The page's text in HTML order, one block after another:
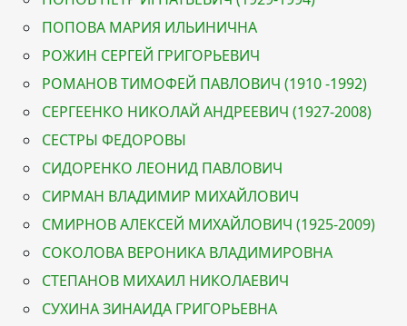
ПОПОВА МАРИЯ ИЛЬИНИЧНА
РОЖИН СЕРГЕЙ ГРИГОРЬЕВИЧ
РОМАНОВ ТИМОФЕЙ ПАВЛОВИЧ (1910 -1992)
СЕРГЕЕНКО НИКОЛАЙ АНДРЕЕВИЧ (1927-2008)
СЕСТРЫ ФЕДОРОВЫ
СИДОРЕНКО ЛЕОНИД ПАВЛОВИЧ
СИРМАН ВЛАДИМИР МИХАЙЛОВИЧ
СМИРНОВ АЛЕКСЕЙ МИХАЙЛОВИЧ (1925-2009)
СОКОЛОВА ВЕРОНИКА ВЛАДИМИРОВНА
СТЕПАНОВ МИХАИЛ НИКОЛАЕВИЧ
CУХИНА ЗИНАИДА ГРИГОРЬЕВНА